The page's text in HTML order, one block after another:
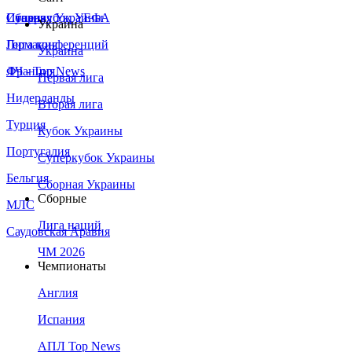
Сборная Украины
Италия
Германия
Франция
Нидерланды
Турция
Португалия
Бельгия
МЛС
Саудовская Аравия
Суперкубок УЕФА
Лига конференций
ЛЧ - Top News
Украина
Украина
Первая лига
Вторая лига
Кубок Украины
Суперкубок Украины
Сборная Украины
Сборные
Лига наций
ЧМ 2026
Чемпионаты
Англия
Испания
АПЛ Top News